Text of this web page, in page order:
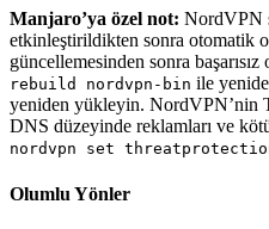
Manjaro’ya özel not: NordVPN
etkinleştirildikten sonra otomatik
güncellemesinden sonra
rebuild nordvpn-bin ile
yeniden yükleyin. NordVPN’nin
DNS düzeyinde reklamları ve
nordvpn set
Olumlu Yönler